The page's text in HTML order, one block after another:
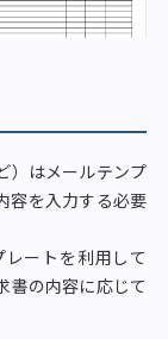
）はメールテンプ
容を入力する必要
ートを利用して
書の内容に応じて